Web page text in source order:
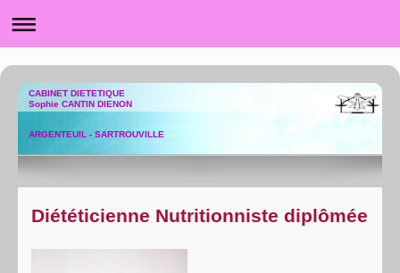
CABINET DIETETIQUE
Sophie CANTIN DIENON
ARGENTEUIL - SARTROUVILLE
Diététicienne Nutritionniste diplômée